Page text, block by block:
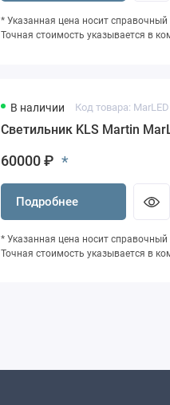
* Указанная цена носит справочный
Точная стоимость указывается в
В наличии Код товара: MarLED
Светильник KLS Martin
60000 ₽ *
Подробнее
* Указанная цена носит справочный
Точная стоимость указывается в